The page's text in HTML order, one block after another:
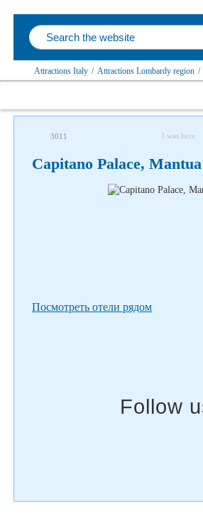
Attractions Italy / Attractions Lombardy region /
3011 I was here
Capitano Palace, Mantua
Посмотреть отели рядом